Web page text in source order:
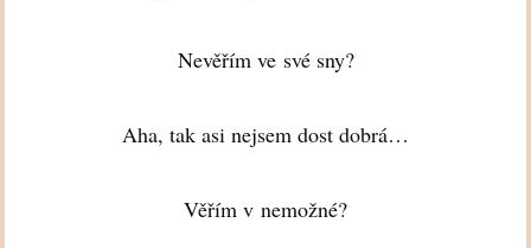
Nevěřím ve své sny?
Aha, tak asi nejsem dost dobrá…
Věřím v nemožné?